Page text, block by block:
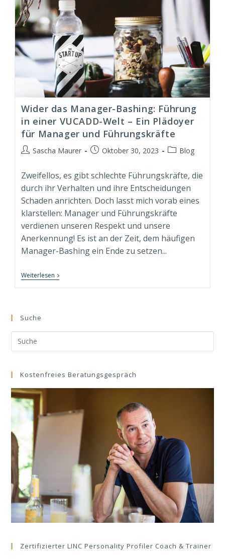
Wider das Manager-Bashing: Führung
in einer VUCADD-Welt – Ein Plädoyer
für Manager und Führungskräfte
Beitrags-
Sascha Maurer
BeitragOktober 30, 2023
Beitrags-
Blog
Zweifellos, es gibt schlechte Führungskräfte, die
durch ihr Verhalten und ihre Entscheidungen
Schaden anrichten. Doch lasst mich vorab eines
klarstellen: Manager und Führungskräfte
verdienen unseren Respekt und unsere
Anerkennung! Es ist an der Zeit, dem häufigen
Manager-Bashing ein Ende zu setzen...
Weiterlesen Wider
Das
VUCADD-
Für
Manager
Und
Suche
Search
this
Kostenfreies Beratungsgespräch
Zertifizierter LINC Personality Profiler Coach & Trainer